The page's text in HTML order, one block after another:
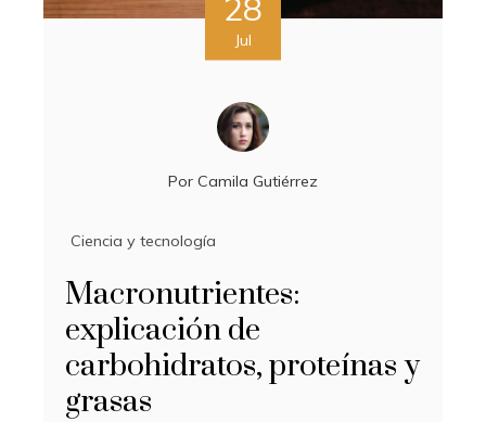
Jul
Por Camila Gutiérrez
Ciencia y tecnología
Macronutrientes:
explicación de
carbohidratos, proteínas y
grasas